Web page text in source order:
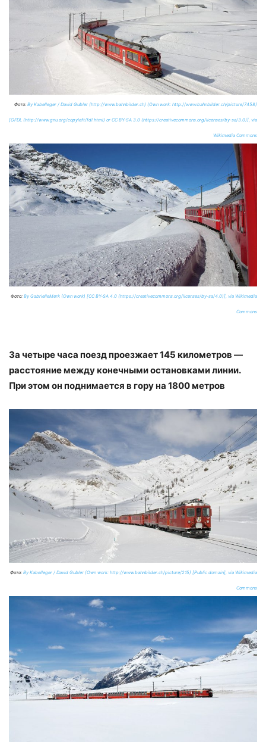
Фото: By Kabelleger / David Gubler (http://www.bahnbilder.ch) (Own work: http://www.bahnbilder.ch/picture/7458)
[GFDL (http://www.gnu.org/copyleft/fdl.html) or CC BY-SA 3.0 (https://creativecommons.org/licenses/by-sa/3.0)], via
Wikimedia Commons
Фото: By GabrielleMerk (Own work) [CC BY-SA 4.0 (https://creativecommons.org/licenses/by-sa/4.0)], via Wikimedia
Commons
За четыре часа поезд проезжает 145 километров —
расстояние между конечными остановками линии.
При этом он поднимается в гору на 1800 метров
Фото: By Kabelleger / David Gubler (Own work: http://www.bahnbilder.ch/picture/215) [Public domain], via Wikimedia
Commons